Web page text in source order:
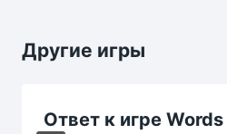
Другие игры
Ответ к игре